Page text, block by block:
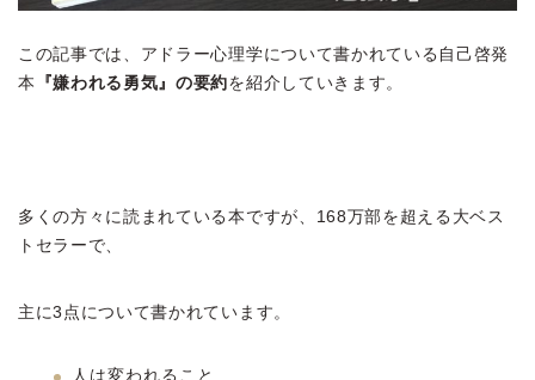
この記事では、アドラー心理学について書かれている自己啓発
本
『嫌われる勇気』の要約を紹介していきます。
多くの方々に読まれている本ですが、168万部を超える大ベス
トセラーで、
主に3点について書かれています。
人は変われること